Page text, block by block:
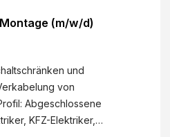
(m/w/d)
und
von
Abgeschlossene
KFZ-Elektriker,…